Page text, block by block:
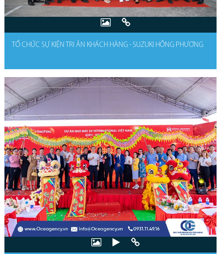
TỔ CHỨC SỰ KIỆN TRI ÂN KHÁCH HÀNG - SUZUKI HỒNG PHƯƠNG